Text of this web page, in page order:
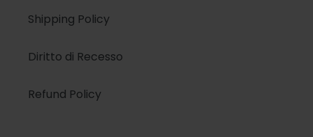
Shipping Policy
Diritto di Recesso
Refund Policy